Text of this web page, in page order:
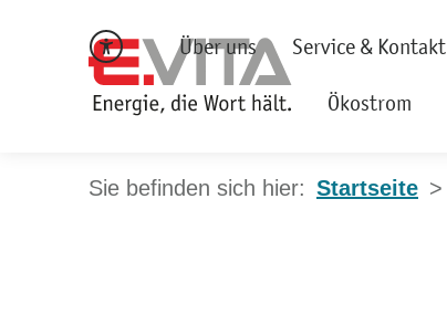
Über uns Service & Kontakt
Ökostrom
Startseite